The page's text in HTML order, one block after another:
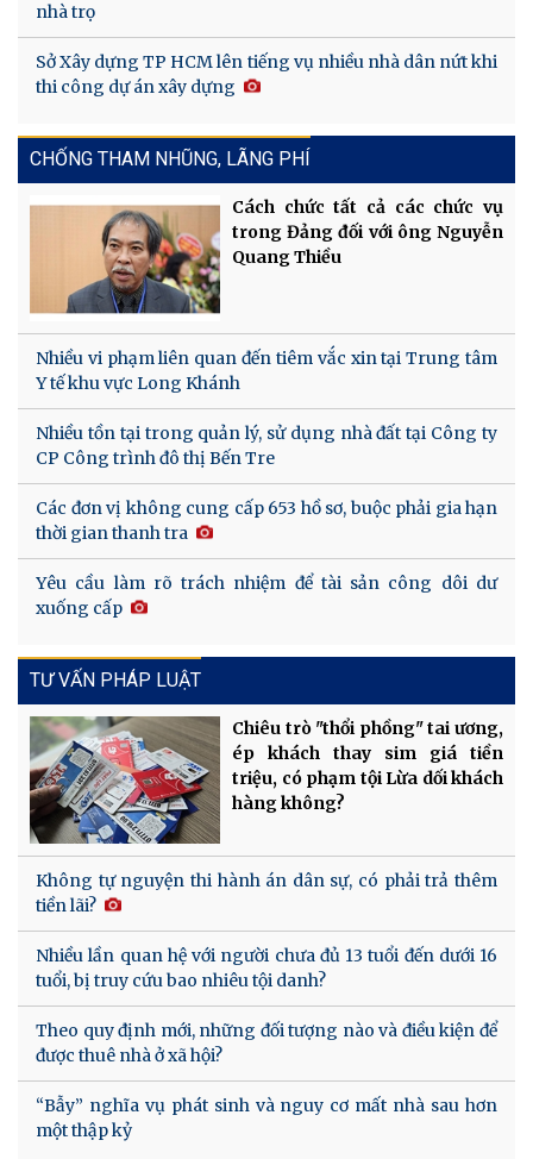
nhà trọ
Sở Xây dựng TP HCM lên tiếng vụ nhiều nhà dân nứt khi
thi công dự án xây dựng
CHỐNG THAM NHŨNG, LÃNG PHÍ
Cách chức tất cả các chức vụ
trong Đảng đối với ông Nguyễn
Quang Thiều
Nhiều vi phạm liên quan đến tiêm vắc xin tại Trung tâm
Y tế khu vực Long Khánh
Nhiều tồn tại trong quản lý, sử dụng nhà đất tại Công ty
CP Công trình đô thị Bến Tre
Các đơn vị không cung cấp 653 hồ sơ, buộc phải gia hạn
thời gian thanh tra
Yêu cầu làm rõ trách nhiệm để tài sản công dôi dư
xuống cấp
TƯ VẤN PHÁP LUẬT
Chiêu trò "thổi phồng" tai ương,
ép khách thay sim giá tiền
triệu, có phạm tội Lừa dối khách
hàng không?
Không tự nguyện thi hành án dân sự, có phải trả thêm
tiền lãi?
Nhiều lần quan hệ với người chưa đủ 13 tuổi đến dưới 16
tuổi, bị truy cứu bao nhiêu tội danh?
Theo quy định mới, những đối tượng nào và điều kiện để
được thuê nhà ở xã hội?
“Bẫy” nghĩa vụ phát sinh và nguy cơ mất nhà sau hơn
một thập kỷ